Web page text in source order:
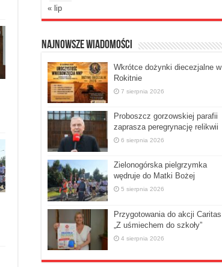
« lip
Najnowsze Wiadomości
Wkrótce dożynki diecezjalne w
Rokitnie
7 sierpnia 2026
Proboszcz gorzowskiej parafii
zaprasza peregrynację relikwii
6 sierpnia 2026
Zielonogórska pielgrzymka
wędruje do Matki Bożej
5 sierpnia 2026
Przygotowania do akcji Caritas
„Z uśmiechem do szkoły”
4 sierpnia 2026